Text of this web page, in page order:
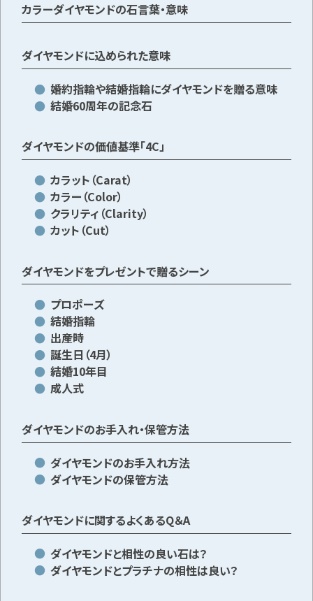
カラーダイヤモンドの石言葉・意味
ダイヤモンドに込められた意味
婚約指輪や結婚指輪にダイヤモンドを贈る意味
結婚60周年の記念石
ダイヤモンドの価値基準「4C」
カラット（Carat）
カラー（Color）
クラリティ（Clarity）
カット（Cut）
ダイヤモンドをプレゼントで贈るシーン
プロポーズ
結婚指輪
出産時
誕生日（4月）
結婚10年目
成人式
ダイヤモンドのお手入れ・保管方法
ダイヤモンドのお手入れ方法
ダイヤモンドの保管方法
ダイヤモンドに関するよくあるQ＆A
ダイヤモンドと相性の良い石は？
ダイヤモンドとプラチナの相性は良い？